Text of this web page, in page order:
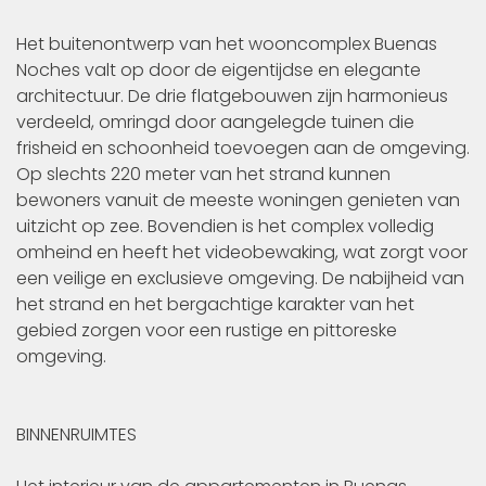
Het buitenontwerp van het wooncomplex Buenas
Noches valt op door de eigentijdse en elegante
architectuur. De drie flatgebouwen zijn harmonieus
verdeeld, omringd door aangelegde tuinen die
frisheid en schoonheid toevoegen aan de omgeving.
Op slechts 220 meter van het strand kunnen
bewoners vanuit de meeste woningen genieten van
uitzicht op zee. Bovendien is het complex volledig
omheind en heeft het videobewaking, wat zorgt voor
een veilige en exclusieve omgeving. De nabijheid van
het strand en het bergachtige karakter van het
gebied zorgen voor een rustige en pittoreske
omgeving.
BINNENRUIMTES